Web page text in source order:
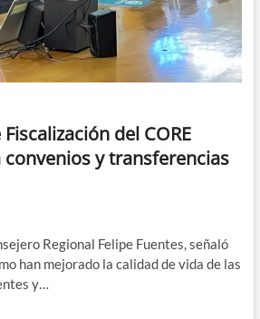
del CORE
y transferencias
Regional Felipe Fuentes, señaló
han mejorado la calidad de vida de las
y…